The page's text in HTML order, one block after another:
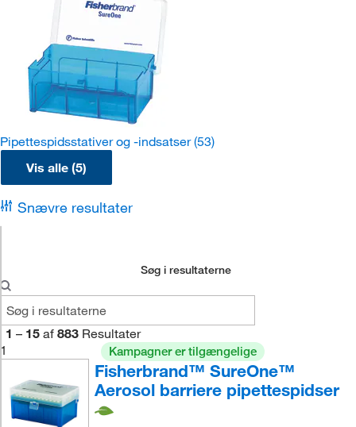
Pipettespidsstativer og -indsatser(53)
Vis alle (5)
Snævre resultater
Søg i resultaterne
1 – 15 af 883 Resultater
1
Kampagner er tilgængelige
Fisherbrand™ SureOne™
Aerosol barriere pipettespidser